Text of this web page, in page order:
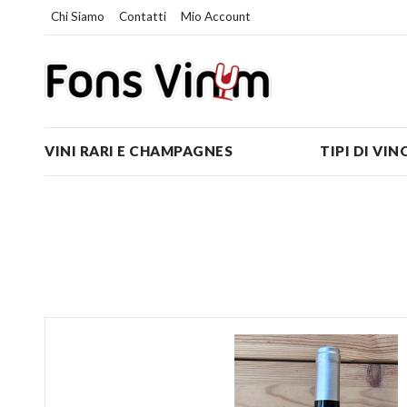
Chi Siamo Contatti Mio Account
VINI RARI E CHAMPAGNES TIPI DI